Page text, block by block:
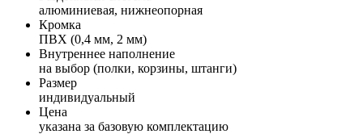
алюминиевая, нижнеопорная
Кромка
ПВХ (0,4 мм, 2 мм)
Внутреннее наполнение
на выбор (полки, корзины, штанги)
Размер
индивидуальный
Цена
указана за базовую комплектацию